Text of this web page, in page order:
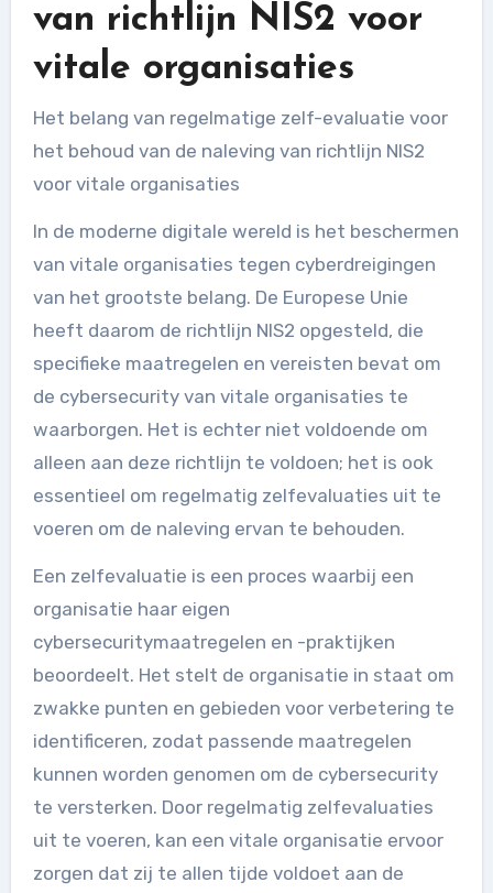
van richtlijn NIS2 voor
vitale organisaties
Het belang van regelmatige zelf-evaluatie voor
het behoud van de naleving van richtlijn NIS2
voor vitale organisaties
In de moderne digitale wereld is het beschermen
van vitale organisaties tegen cyberdreigingen
van het grootste belang. De Europese Unie
heeft daarom de richtlijn NIS2 opgesteld, die
specifieke maatregelen en vereisten bevat om
de cybersecurity van vitale organisaties te
waarborgen. Het is echter niet voldoende om
alleen aan deze richtlijn te voldoen; het is ook
essentieel om regelmatig zelfevaluaties uit te
voeren om de naleving ervan te behouden.
Een zelfevaluatie is een proces waarbij een
organisatie haar eigen
cybersecuritymaatregelen en -praktijken
beoordeelt. Het stelt de organisatie in staat om
zwakke punten en gebieden voor verbetering te
identificeren, zodat passende maatregelen
kunnen worden genomen om de cybersecurity
te versterken. Door regelmatig zelfevaluaties
uit te voeren, kan een vitale organisatie ervoor
zorgen dat zij te allen tijde voldoet aan de